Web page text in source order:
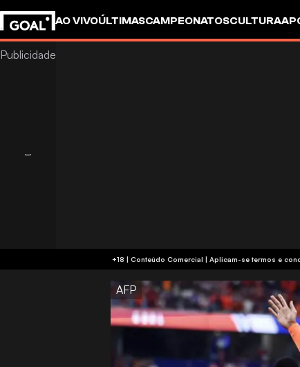
AO VIVOÚLTIMASCAMPEONATOSCULTURA
+18 | Conteúdo Comercial |
AFP